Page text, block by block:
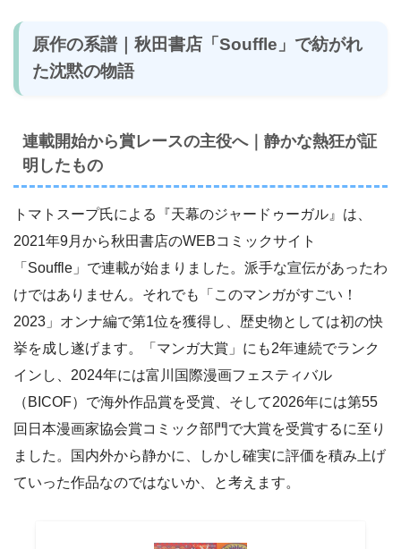
原作の系譜｜秋田書店「Souffle」で紡がれ
た沈黙の物語
連載開始から賞レースの主役へ｜静かな熱狂が証
明したもの
トマトスープ氏による『天幕のジャードゥーガル』は、
2021年9月から秋田書店のWEBコミックサイト
「Souffle」で連載が始まりました。派手な宣伝があったわ
けではありません。それでも「このマンガがすごい！
2023」オンナ編で第1位を獲得し、歴史物としては初の快
挙を成し遂げます。「マンガ大賞」にも2年連続でランク
インし、2024年には富川国際漫画フェスティバル
（BICOF）で海外作品賞を受賞、そして2026年には第55
回日本漫画家協会賞コミック部門で大賞を受賞するに至り
ました。国内外から静かに、しかし確実に評価を積み上げ
ていった作品なのではないか、と考えます。